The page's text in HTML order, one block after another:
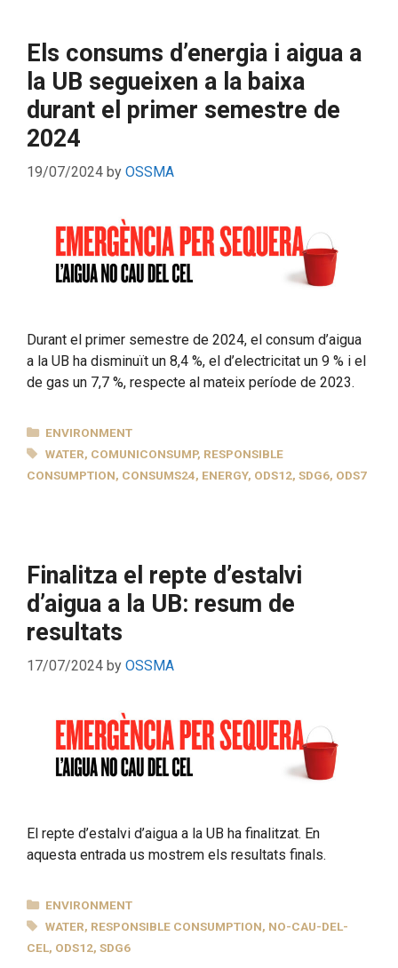
Els consums d’energia i aigua a
la UB segueixen a la baixa
durant el primer semestre de
2024
19/07/2024 by OSSMA
Durant el primer semestre de 2024, el consum d’aigua
a la UB ha disminuït un 8,4 %, el d’electricitat un 9 % i el
de gas un 7,7 %, respecte al mateix període de 2023.
CATEGORIES
ENVIRONMENT
TAGS
WATER, COMUNICONSUMP, RESPONSIBLE
CONSUMPTION, CONSUMS24, ENERGY, ODS12, SDG6, ODS7
Finalitza el repte d’estalvi
d’aigua a la UB: resum de
resultats
17/07/2024 by OSSMA
El repte d’estalvi d’aigua a la UB ha finalitzat. En
aquesta entrada us mostrem els resultats finals.
CATEGORIES
ENVIRONMENT
TAGS
WATER, RESPONSIBLE CONSUMPTION, NO-CAU-DEL-
CEL, ODS12, SDG6